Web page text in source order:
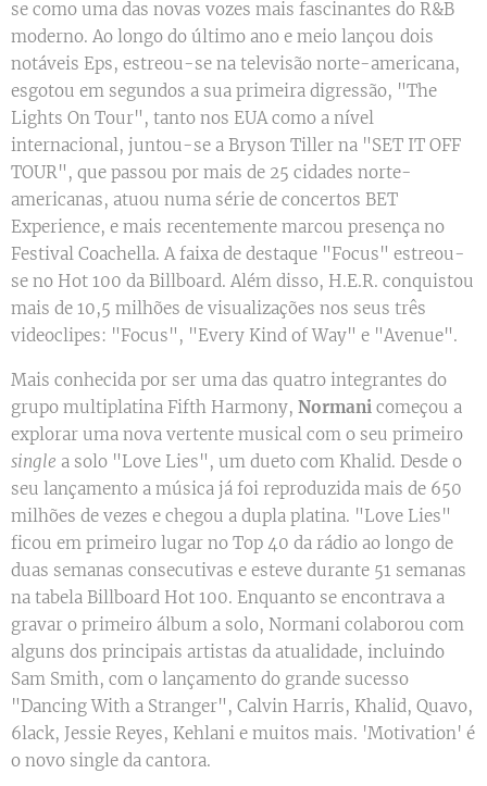
se como uma das novas vozes mais fascinantes do R&B
moderno. Ao longo do último ano e meio lançou dois
notáveis Eps, estreou-se na televisão norte-americana,
esgotou em segundos a sua primeira digressão, "The
Lights On Tour", tanto nos EUA como a nível
internacional, juntou-se a Bryson Tiller na "SET IT OFF
TOUR", que passou por mais de 25 cidades norte-
americanas, atuou numa série de concertos BET
Experience, e mais recentemente marcou presença no
Festival Coachella. A faixa de destaque "Focus" estreou-
se no Hot 100 da Billboard. Além disso, H.E.R. conquistou
mais de 10,5 milhões de visualizações nos seus três
videoclipes: "Focus", "Every Kind of Way" e "Avenue".
Mais conhecida por ser uma das quatro integrantes do
grupo multiplatina Fifth Harmony, Normani começou a
explorar uma nova vertente musical com o seu primeiro
single a solo "Love Lies", um dueto com Khalid. Desde o
seu lançamento a música já foi reproduzida mais de 650
milhões de vezes e chegou a dupla platina. "Love Lies"
ficou em primeiro lugar no Top 40 da rádio ao longo de
duas semanas consecutivas e esteve durante 51 semanas
na tabela Billboard Hot 100. Enquanto se encontrava a
gravar o primeiro álbum a solo, Normani colaborou com
alguns dos principais artistas da atualidade, incluindo
Sam Smith, com o lançamento do grande sucesso
"Dancing With a Stranger", Calvin Harris, Khalid, Quavo,
6lack, Jessie Reyes, Kehlani e muitos mais. 'Motivation' é
o novo single da cantora.